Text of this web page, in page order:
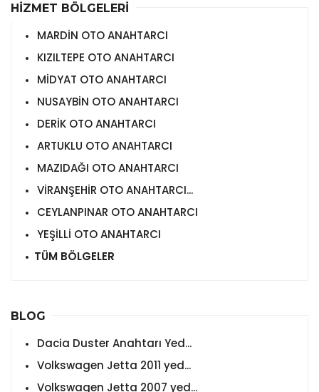
HİZMET BÖLGELERİ
MARDİN OTO ANAHTARCI
KIZILTEPE OTO ANAHTARCI
MİDYAT OTO ANAHTARCI
NUSAYBİN OTO ANAHTARCI
DERİK OTO ANAHTARCI
ARTUKLU OTO ANAHTARCI
MAZIDAĞI OTO ANAHTARCI
VİRANŞEHİR OTO ANAHTARCI...
CEYLANPINAR OTO ANAHTARCI
YEŞİLLİ OTO ANAHTARCI
TÜM BÖLGELER
BLOG
Dacia Duster Anahtarı Yed...
Volkswagen Jetta 2011 yed...
Volkswagen Jetta 2007 yed...